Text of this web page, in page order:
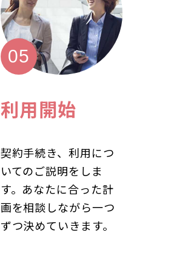
利用開始
契約手続き、利用につ
いてのご説明をしま
す。あなたに合った計
画を相談しながら一つ
ずつ決めていきます。